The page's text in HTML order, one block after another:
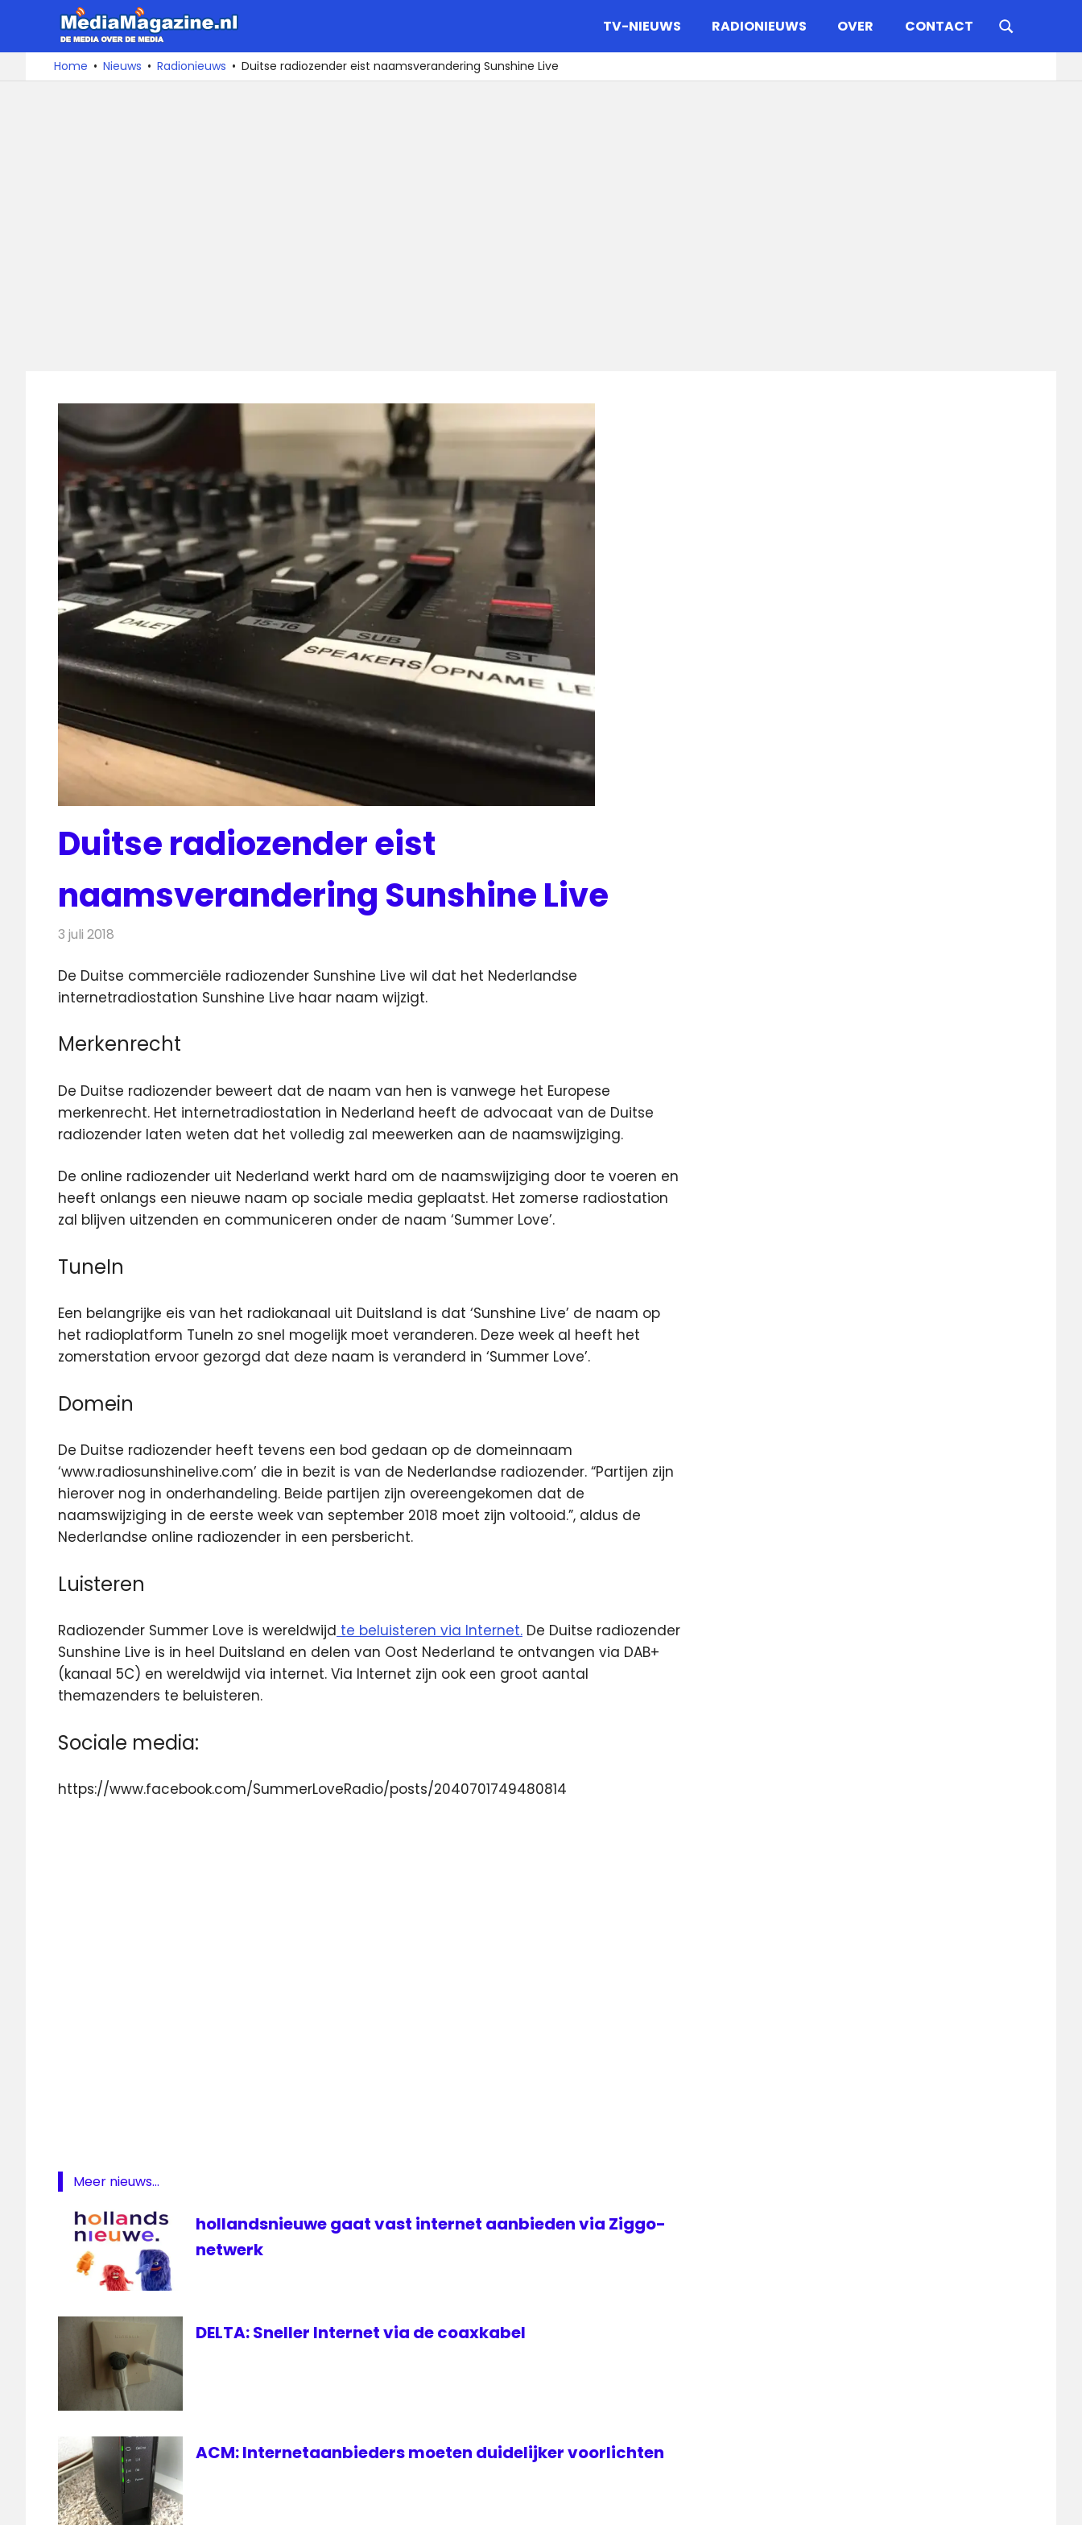
naar
De
media
over
TV-NIEUWS RADIONIEUWS OVER CONTACT
Home Nieuws Radionieuws Duitse radiozender eist naamsverandering Sunshine Live
Duitse radiozender eist
naamsverandering Sunshine Live
3 juli 2018
De Duitse commerciële radiozender Sunshine Live wil dat het Nederlandse
internetradiostation Sunshine Live haar naam wijzigt.
Merkenrecht
De Duitse radiozender beweert dat de naam van hen is vanwege het Europese
merkenrecht. Het internetradiostation in Nederland heeft de advocaat van de Duitse
radiozender laten weten dat het volledig zal meewerken aan de naamswijziging.
De online radiozender uit Nederland werkt hard om de naamswijziging door te voeren en
heeft onlangs een nieuwe naam op sociale media geplaatst. Het zomerse radiostation
zal blijven uitzenden en communiceren onder de naam ‘Summer Love’.
TuneIn
Een belangrijke eis van het radiokanaal uit Duitsland is dat ‘Sunshine Live’ de naam op
het radioplatform TuneIn zo snel mogelijk moet veranderen. Deze week al heeft het
zomerstation ervoor gezorgd dat deze naam is veranderd in ‘Summer Love’.
Domein
De Duitse radiozender heeft tevens een bod gedaan op de domeinnaam
‘www.radiosunshinelive.com’ die in bezit is van de Nederlandse radiozender. “Partijen zijn
hierover nog in onderhandeling. Beide partijen zijn overeengekomen dat de
naamswijziging in de eerste week van september 2018 moet zijn voltooid.”, aldus de
Nederlandse online radiozender in een persbericht.
Luisteren
Radiozender Summer Love is wereldwijd te beluisteren via Internet. De Duitse radiozender
Sunshine Live is in heel Duitsland en delen van Oost Nederland te ontvangen via DAB+
(kanaal 5C) en wereldwijd via internet. Via Internet zijn ook een groot aantal
themazenders te beluisteren.
Sociale media:
https://www.facebook.com/SummerLoveRadio/posts/2040701749480814
Meer nieuws...
hollandsnieuwe gaat vast internet aanbieden via Ziggo-
netwerk
DELTA: Sneller Internet via de coaxkabel
ACM: Internetaanbieders moeten duidelijker voorlichten